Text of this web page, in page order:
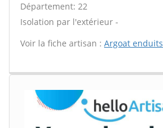
Département: 22
Isolation par l'extérieur -
Voir la fiche artisan : Argoat enduits